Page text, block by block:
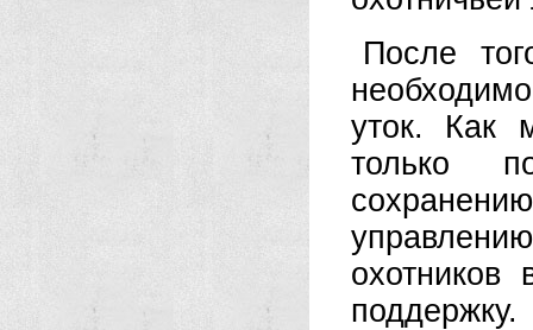
После
уток. Как
только
охотников
поддержку.